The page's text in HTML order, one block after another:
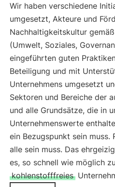
Wir haben verschiedene
umgesetzt, Akteure und
Nachhaltigkeitskultur
(Umwelt, Soziales,
eingeführten guten
Beteiligung und mit
Unternehmens umgesetzt
Sektoren und Bereiche der
und alle Grundsätze, die in
Unternehmenswerte
ein Bezugspunkt sein muss.
alle sein muss. Das
es, so schnell wie möglich
kohlenstofffreies